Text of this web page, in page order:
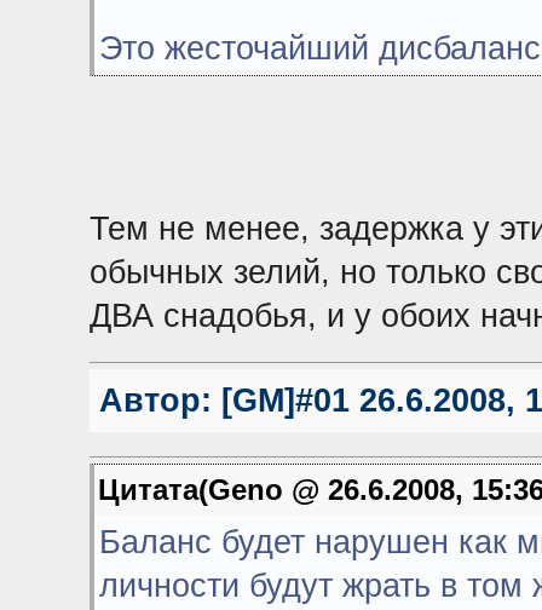
Это жесточайший
Тем не менее, задержка у
обычных зелий, но только
ДВА снадобья, и у обоих
Автор: [GM]#0126.6.2008,
Цитата(Geno @ 26.6.2008,
Баланс будет нарушен как
личности будут жрать в